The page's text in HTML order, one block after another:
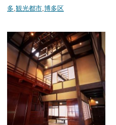
多,観光都市,博多区